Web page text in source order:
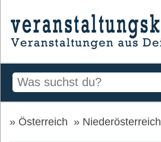
Österreich Niederösterreich